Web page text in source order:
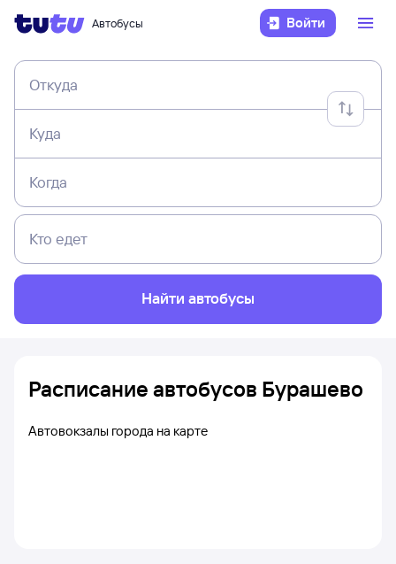
Автобусы Войти
Откуда
Куда
Когда
Кто едет
Найти автобусы
Расписание автобусов Бурашево
Автовокзалы города на карте